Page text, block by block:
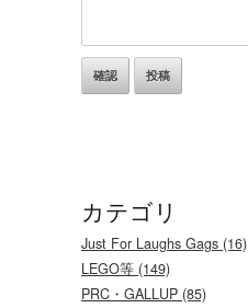
カテゴリ
Just For Laughs Gags (16)
LEGO等 (149)
PRC・GALLUP (85)